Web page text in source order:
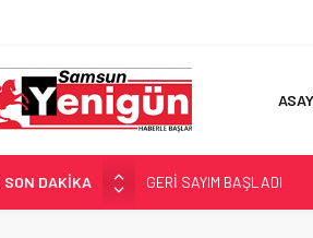
SON DAKİKA
GERİ SAYIM BAŞLADI
SAMSUNSPOR’DA